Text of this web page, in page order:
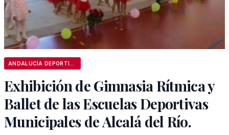
Exhibición de Gimnasia Rítmica y
Ballet de las Escuelas Deportivas
Municipales de Alcalá del Río.